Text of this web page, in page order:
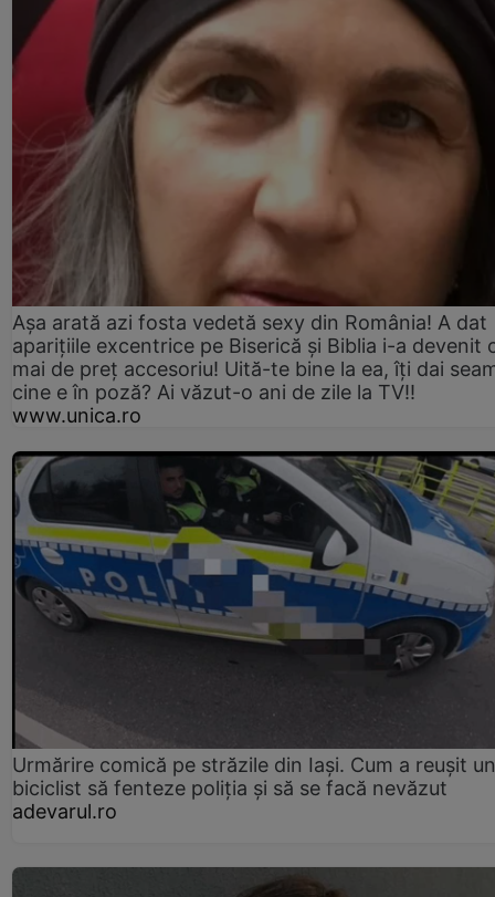
Așa arată azi fosta vedetă sexy din România! A dat
aparițiile excentrice pe Biserică și Biblia i-a devenit
mai de preț accesoriu! Uită-te bine la ea, îți dai
cine e în poză? Ai văzut-o ani de zile la TV!!
www.unica.ro
Urmărire comică pe străzile din Iași. Cum a reușit un
biciclist să fenteze poliția și să se facă nevăzut
adevarul.ro